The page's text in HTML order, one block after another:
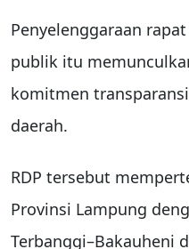
Penyelenggaraan
publik itu
komitmen
daerah.
RDP tersebut
Provinsi Lampung
Terbanggi–Bakauheni